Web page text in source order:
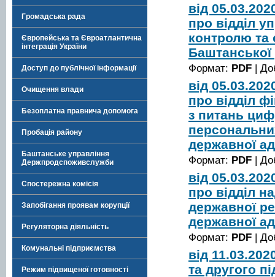
Громадська рада
Європейська та Євроатлантична
інтеграція України
Доступ до публічної інформації
Очищення влади
Безоплатна правнича допомога
Пробація району
Баштанське управління
Держпродспоживслужби
Спостережна комісія
Запобігання проявам корупції
Регуляторна діяльність
Комунальні підприємства
Режим підвищеної готовності
від
про відділ
контролю та
Баштанської
Формат: PDF |
від
про відділ
з питань
державної
Формат: PDF |
від
про відділ
державної
державної
Формат: PDF |
від
та другого